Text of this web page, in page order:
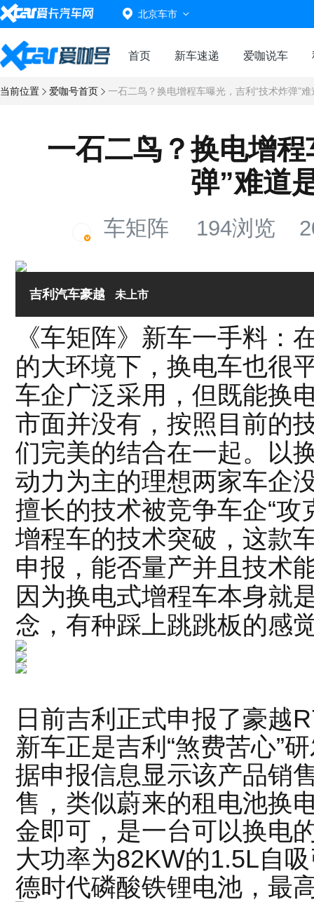
北京车市
首页 新车速递 爱咖说车
当前位置 爱咖号首页 一石二鸟？换电增程车曝光，吉利“技术炸弹”
一石二鸟？换电增
弹”难道
车矩阵 194浏览
吉利汽车豪越 未上市
《车矩阵》新车一手料：
的大环境下，换电车也很
车企广泛采用，但既能换
市面并没有，按照目前的
们完美的结合在一起。以
动力为主的理想两家车企
擅长的技术被竞争车企“攻
增程车的技术突破，这款
申报，能否量产并且技术
因为换电式增程车本身就
念，有种踩上跳跳板的感
日前吉利正式申报了豪越
新车正是吉利“煞费苦心”
据申报信息显示该产品销
售，类似蔚来的租电池换
金即可，是一台可以换电
大功率为82KW的1.5L自
德时代磷酸铁锂电池，最